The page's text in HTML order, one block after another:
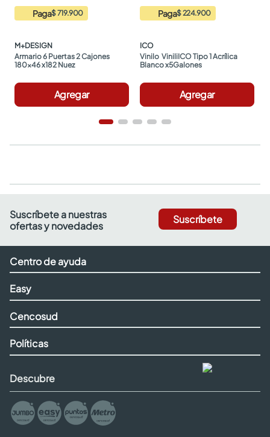
Paga$ 719.900
M+DESIGN
Armario 6 Puertas 2 Cajones
180x46 x182 Nuez
Agregar
Paga$ 224.900
ICO
Vinilo  ViniliICO Tipo 1 Acrílica
Blanco x5Galones
Agregar
Suscríbete a nuestras
ofertas y novedades
Suscríbete
Centro de ayuda
Easy
Cencosud
Políticas
Descubre